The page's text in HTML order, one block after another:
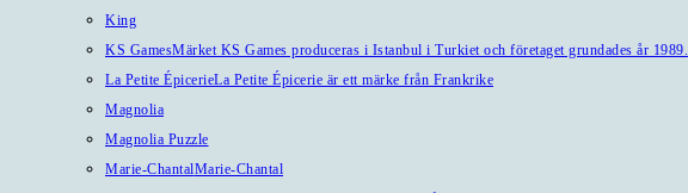
King
KS GamesMärket KS Games produceras i Istanbul i Turkiet och företaget grundades år 1989.
La Petite ÉpicerieLa Petite Épicerie är ett märke från Frankrike
Magnolia
Magnolia Puzzle
Marie-ChantalMarie-Chantal